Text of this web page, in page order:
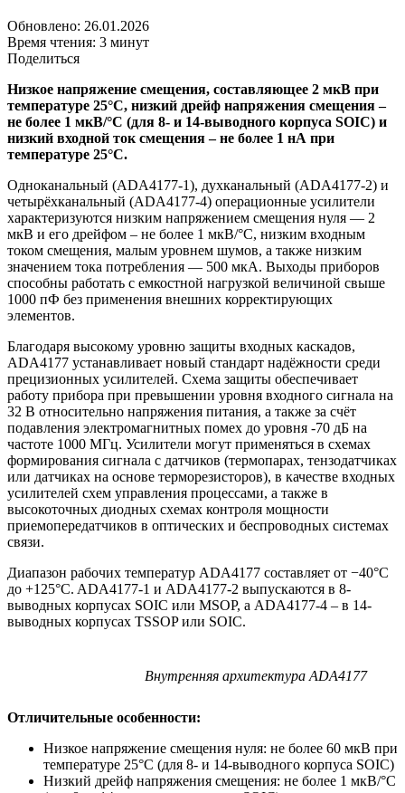
Обновлено: 26.01.2026
Время чтения: 3 минут
Поделиться
Низкое напряжение смещения, составляющее 2 мкВ при
температуре 25°C, низкий дрейф напряжения смещения –
не более 1 мкВ/°C (для 8- и 14-выводного корпуса SOIC) и
низкий входной ток смещения – не более 1 нА при
температуре 25°C.
Одноканальный (ADA4177-1), духканальный (ADA4177-2) и
четырёхканальный (ADA4177-4) операционные усилители
характеризуются низким напряжением смещения нуля — 2
мкВ и его дрейфом – не более 1 мкВ/°C, низким входным
током смещения, малым уровнем шумов, а также низким
значением тока потребления — 500 мкА. Выходы приборов
способны работать с емкостной нагрузкой величиной свыше
1000 пФ без применения внешних корректирующих
элементов.
Благодаря высокому уровню защиты входных каскадов,
ADA4177 устанавливает новый стандарт надёжности среди
прецизионных усилителей. Схема защиты обеспечивает
работу прибора при превышении уровня входного сигнала на
32 В относительно напряжения питания, а также за счёт
подавления электромагнитных помех до уровня -70 дБ на
частоте 1000 МГц. Усилители могут применяться в схемах
формирования сигнала с датчиков (термопарах, тензодатчиках
или датчиках на основе терморезисторов), в качестве входных
усилителей схем управления процессами, а также в
высокоточных диодных схемах контроля мощности
приемопередатчиков в оптических и беспроводных системах
связи.
Диапазон рабочих температур ADA4177 составляет от −40°C
до +125°C. ADA4177-1 и ADA4177-2 выпускаются в 8-
выводных корпусах SOIC или MSOP, а ADA4177-4 – в 14-
выводных корпусах TSSOP или SOIC.
Внутренняя архитектура ADA4177
Отличительные особенности:
Низкое напряжение смещения нуля: не более 60 мкВ при
температуре 25°C (для 8- и 14-выводного корпуса SOIC)
Низкий дрейф напряжения смещения: не более 1 мкВ/°C